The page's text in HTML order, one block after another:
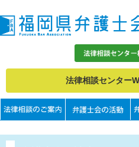
法律相談センター